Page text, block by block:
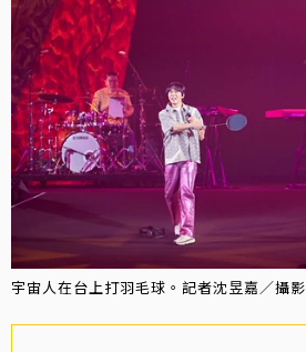
宇宙人在台上打羽毛球。記者沈昱嘉／攝影